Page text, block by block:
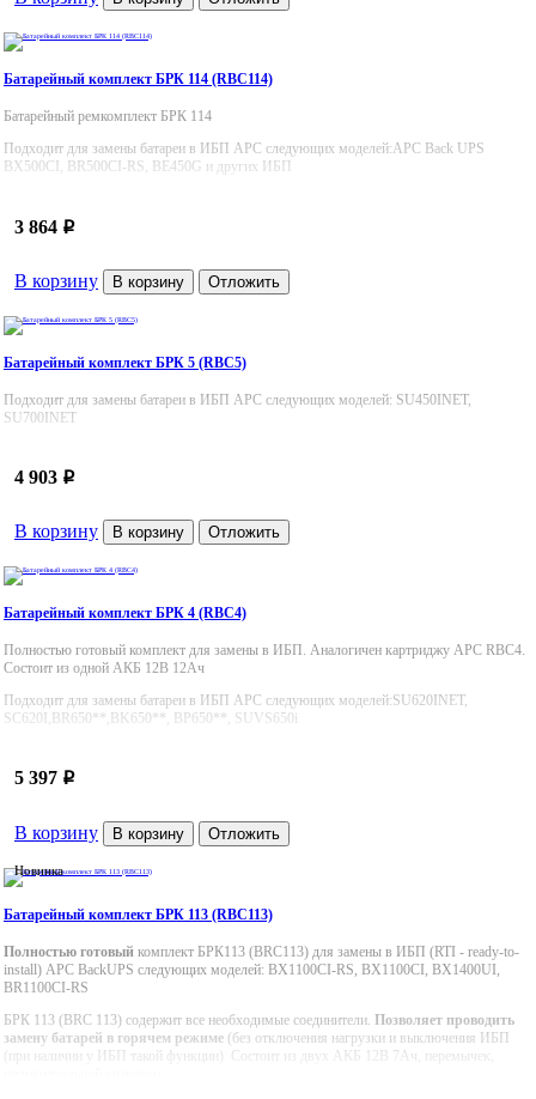
Батарейный комплект БРК 114 (RBC114)
Батарейный ремкомплект БРК 114
Подходит для замены батареи в ИБП APC следующих моделей:APC Back UPS
BX500CI, BR500CI-RS, BE450G и других ИБП
3 864 p
В корзину В корзину Отложить
Батарейный комплект БРК 5 (RBC5)
Подходит для замены батареи в ИБП APC следующих моделей: SU450INET,
SU700INET
4 903 p
В корзину В корзину Отложить
Батарейный комплект БРК 4 (RBC4)
Полностью готовый комплект для замены в ИБП. Аналогичен картриджу APC RBC4.
Состоит из одной АКБ 12В 12Ач
Подходит для замены батареи в ИБП APC следующих моделей:SU620INET,
SC620I,BR650**,BK650**, BP650**, SUVS650i
5 397 p
В корзину В корзину Отложить
Новинка
Батарейный комплект БРК 113 (RBC113)
Полностью готовый комплект БРК113 (BRС113) для замены в ИБП (RTI - ready-to-
install) APC BackUPS следующих моделей: BX1100CI-RS, BX1100CI, BX1400UI,
BR1100CI-RS
БРК 113 (BRC 113) содержит все необходимые соединители. Позволяет проводить
замену батарей в горячем режиме (без отключения нагрузки и выключения ИБП
(при наличии у ИБП такой функции) Состоит из двух АКБ 12В 7Ач, перемычек,